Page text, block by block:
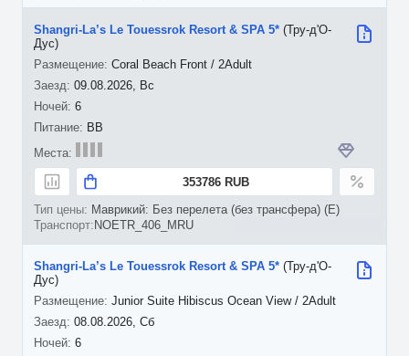
09.08.2026, Вс
6
Shangri-La’s Le Touessrok Resort & SPA 5* (Тру-д'О-
Дус)
Coral Beach Front / 2Adult
BB
353786 RUB
Маврикий: Без перелета (без трансфера) (E)
NOETR_406_MRU
08.08.2026, Сб
6
Shangri-La’s Le Touessrok Resort & SPA 5* (Тру-д'О-
Дус)
Junior Suite Hibiscus Ocean View / 2Adult